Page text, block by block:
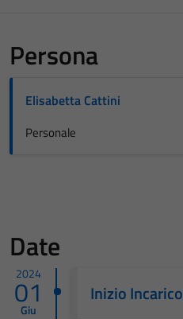
Persona
Elisabetta Cattini
Personale
Date
2024
01
Giu
Inizio Incarico